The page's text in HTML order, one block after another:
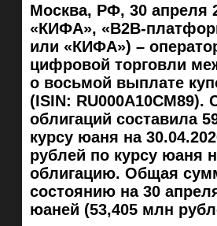
Москва, РФ, 30 апреля
«КИФА», «B2B-
или «КИФА») –
цифровой торговли
о восьмой выплате
(ISIN:
облигаций составила
курсу юаня на
рублей по курсу юаня
облигацию. Общая
состоянию на 30
юаней (53,405 млн